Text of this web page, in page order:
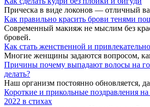
Прическа в виде локонов — отличный
Как правильно красить брови тенями
Современный макияж не мыслим без
бровей.
Как стать женственной и
Многие женщины задаются вопросом,
Причины почему выпадают волосы на
делать?
Наш организм постоянно обновляется,
Короткие и прикольные поздравления
2022 в стихах